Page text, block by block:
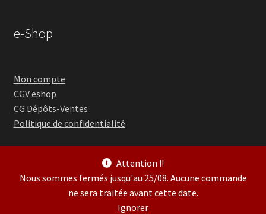
Attention !!
Nous sommes fermés jusqu'au 25/08. Aucune commande
ne sera traitée avant cette date.
Ignorer
e-Shop
Mon compte
CGV eshop
CG Dépôts-Ventes
Politique de confidentialité
© Guitare Village 2026